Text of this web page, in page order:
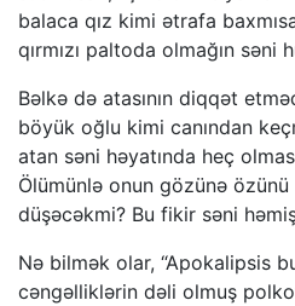
balaca qız kimi ətrafa
qırmızı paltoda olmağın səni
Bəlkə də atasının diqqət
böyük oğlu kimi canından
atan səni həyatında heç
Ölümünlə onun gözünə
düşəcəkmi? Bu fikir səni
Nə bilmək olar, “Apokalipsis
cəngəlliklərin dəli olmuş